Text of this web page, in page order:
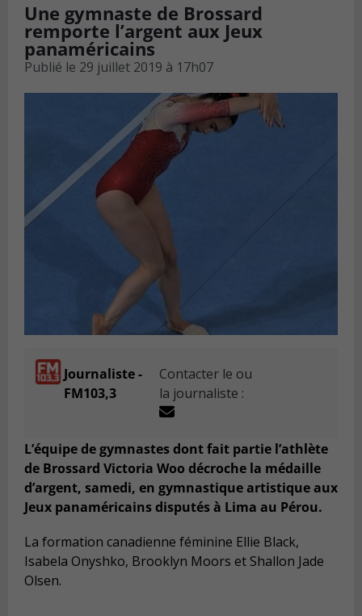
Une gymnaste de Brossard
remporte l’argent aux Jeux
panaméricains
Publié le 29 juillet 2019 à 17h07
Journaliste -
FM103,3
Contacter le ou
la journaliste :
L’équipe de gymnastes dont fait partie l’athlète
de Brossard Victoria Woo décroche la médaille
d’argent, samedi, en gymnastique artistique aux
Jeux panaméricains disputés à Lima au Pérou.
La formation canadienne féminine Ellie Black,
Isabela Onyshko, Brooklyn Moors et Shallon Jade
Olsen.